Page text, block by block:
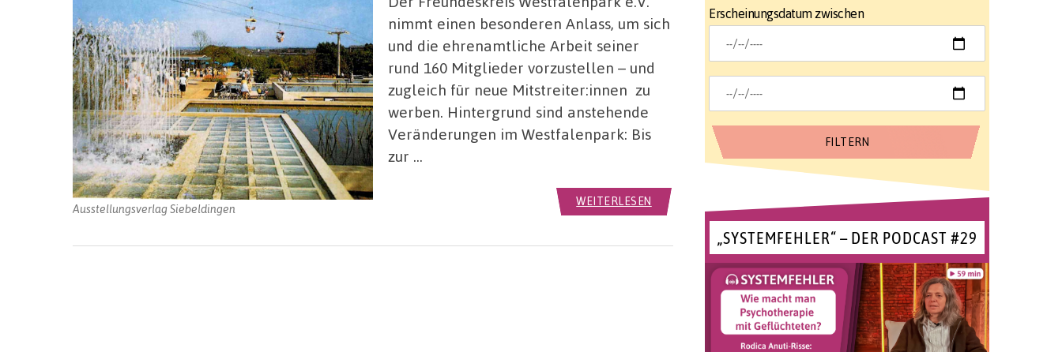
Ausstellungsverlag Siebeldingen
nimmt einen besonderen Anlass, um sich
und die ehrenamtliche Arbeit seiner
rund 160 Mitglieder vorzustellen – und
zugleich für neue Mitstreiter:innen zu
werben. Hintergrund sind anstehende
Veränderungen im Westfalenpark: Bis
zur …
WEITERLESEN
Erscheinungsdatum zwischen
„SYSTEMFEHLER“ – DER PODCAST #29